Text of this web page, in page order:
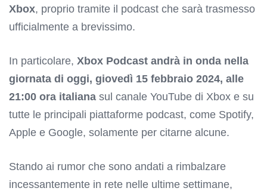
Xbox, proprio tramite il podcast che sarà trasmesso
ufficialmente a brevissimo.
In particolare, Xbox Podcast andrà in onda nella
giornata di oggi, giovedì 15 febbraio 2024, alle
21:00 ora italiana sul canale YouTube di Xbox e su
tutte le principali piattaforme podcast, come Spotify,
Apple e Google, solamente per citarne alcune.
Stando ai rumor che sono andati a rimbalzare
incessantemente in rete nelle ultime settimane,